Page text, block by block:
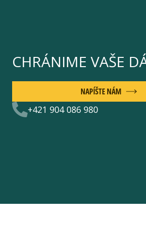
CHRÁNIME VAŠE
+421 904 086 980
NAPÍŠTE NÁM